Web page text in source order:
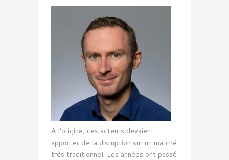
A l’origine, ces acteurs devaient
apporter de la disruption sur un marché
très traditionnel. Les années ont passé